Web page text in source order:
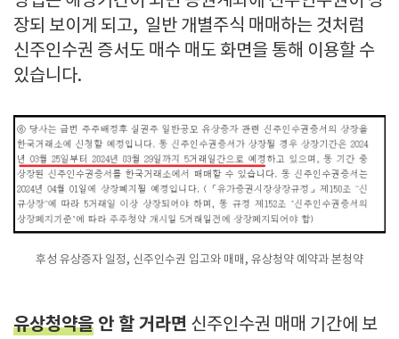
장되 보이게 되고, 일반 개별주식 매매하는 것처럼
신주인수권 증서도 매수 매도 화면을 통해 이용할 수
있습니다.
후성 유상증자 일정, 신주인수권 입고와 매매, 유상청약 예약과 본청약
유상청약을 안 할 거라면 신주인수권 매매 기간에 보